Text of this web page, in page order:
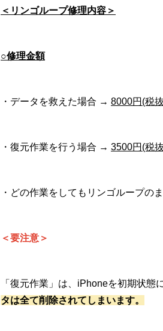
＜リンゴループ修理内容＞
○修理金額
・データを救えた場合 → 8000円(税
・復元作業を行う場合 → 3500円(税
・どの作業をしてもリンゴループの
＜要注意＞
「復元作業」は、 iPhoneを初期状態
タは全て削除されてしまいます。